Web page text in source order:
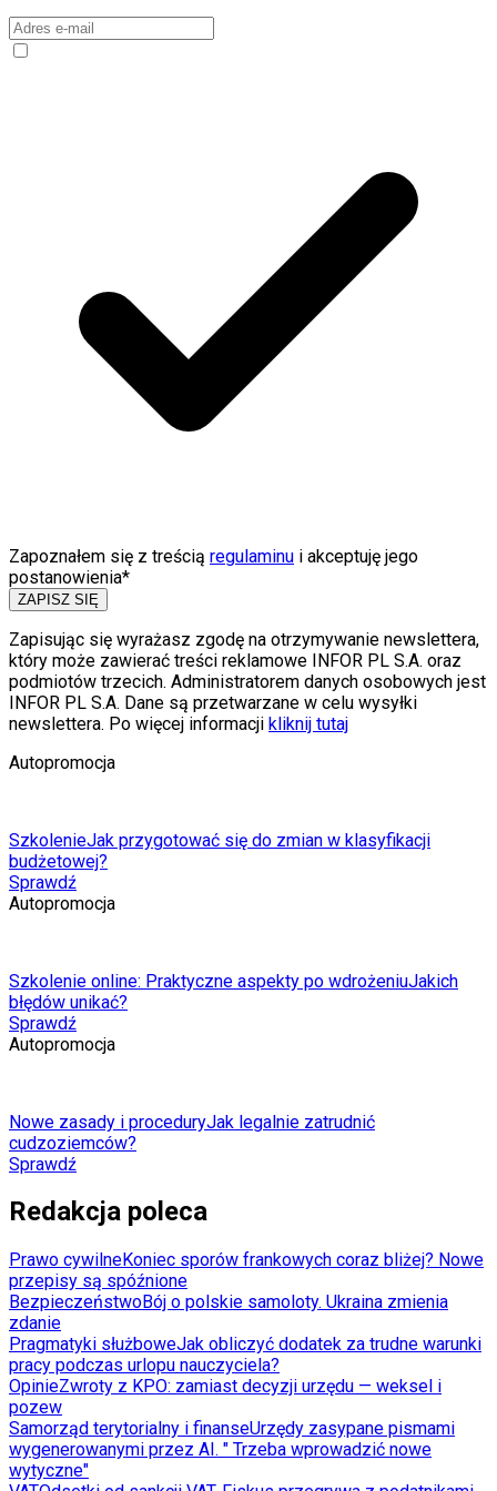
Zapoznałem się z treścią regulaminu i akceptuję jego
postanowienia*
ZAPISZ SIĘ
Zapisując się wyrażasz zgodę na otrzymywanie newslettera,
który może zawierać treści reklamowe INFOR PL S.A. oraz
podmiotów trzecich. Administratorem danych osobowych jest
INFOR PL S.A. Dane są przetwarzane w celu wysyłki
newslettera. Po więcej informacji kliknij tutaj
Autopromocja
SzkolenieJak przygotować się do zmian w klasyfikacji
budżetowej?
Sprawdź
Autopromocja
Szkolenie online: Praktyczne aspekty po wdrożeniuJakich
błędów unikać?
Sprawdź
Autopromocja
Nowe zasady i proceduryJak legalnie zatrudnić
cudzoziemców?
Sprawdź
Redakcja poleca
Prawo cywilneKoniec sporów frankowych coraz bliżej? Nowe
przepisy są spóźnione
BezpieczeństwoBój o polskie samoloty. Ukraina zmienia
zdanie
Pragmatyki służboweJak obliczyć dodatek za trudne warunki
pracy podczas urlopu nauczyciela?
OpinieZwroty z KPO: zamiast decyzji urzędu — weksel i
pozew
Samorząd terytorialny i finanseUrzędy zasypane pismami
wygenerowanymi przez AI. " Trzeba wprowadzić nowe
wytyczne"